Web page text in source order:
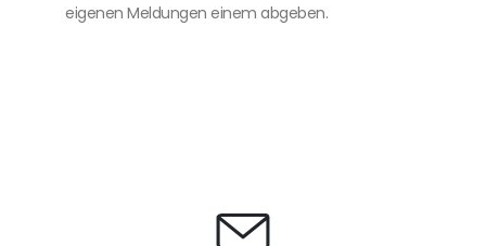
eigenen Meldungen einem abgeben.